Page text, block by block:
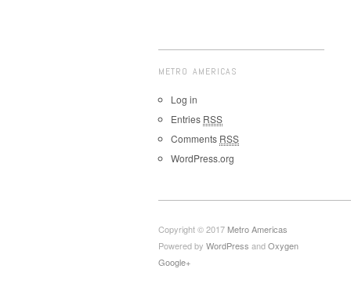
METRO AMERICAS
Log in
Entries RSS
Comments RSS
WordPress.org
Copyright © 2017 Metro Americas
Powered by WordPress andOxygen
Google+